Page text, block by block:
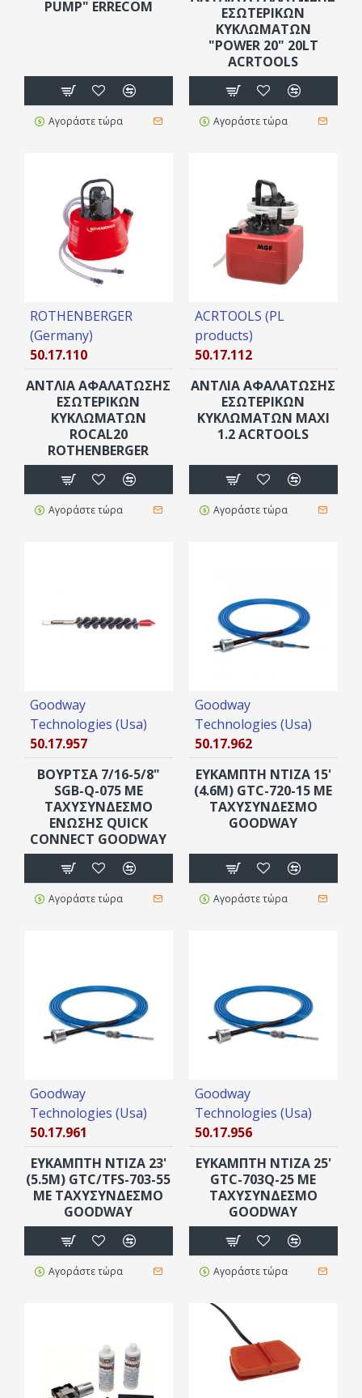
PUMP" ERRECOM
Αγοράστε τώρα
ΕΣΩΤΕΡΙΚΏΝ
ΚΥΚΛΩΜΆΤΩΝ
"POWER 20" 20LT
ACRTOOLS
Αγοράστε τώρα
ROTHENBERGER
(Germany)
50.17.110
ΑΝΤΛΙΑ ΑΦΑΛΑΤΩΣΗΣ
ΕΣΩΤΕΡΙΚΏΝ
ΚΥΚΛΩΜΆΤΩΝ
ROCAL20
ROTHENBERGER
Αγοράστε τώρα
ACRTOOLS (PL
products)
50.17.112
ΑΝΤΛΙΑ ΑΦΑΛΑΤΩΣΗΣ
ΕΣΩΤΕΡΙΚΏΝ
ΚΥΚΛΩΜΆΤΩΝ ΜΑΧΙ
1.2 ACRTOOLS
Αγοράστε τώρα
Goodway
Technologies (Usa)
50.17.957
ΒΟΥΡΤΣΑ 7/16-5/8"
SGB-Q-075 ΜΕ
ΤΑΧΥΣΎΝΔΕΣΜΟ
ΈΝΩΣΗΣ QUICK
CONNECT GOODWAY
Αγοράστε τώρα
Goodway
Technologies (Usa)
50.17.962
ΕΥΚΑΜΠΤΗ ΝΤΙΖΑ 15'
(4.6M) GTC-720-15 ΜΕ
ΤΑΧΥΣΎΝΔΕΣΜΟ
GOODWAY
Αγοράστε τώρα
Goodway
Technologies (Usa)
50.17.961
ΕΥΚΑΜΠΤΗ ΝΤΙΖΑ 23'
(5.5M) GTC/TFS-703-55
ΜΕ ΤΑΧΥΣΎΝΔΕΣΜΟ
GOODWAY
Αγοράστε τώρα
Goodway
Technologies (Usa)
50.17.956
ΕΥΚΑΜΠΤΗ ΝΤΙΖΑ 25'
GTC-703Q-25 ΜΕ
ΤΑΧΥΣΎΝΔΕΣΜΟ
GOODWAY
Αγοράστε τώρα